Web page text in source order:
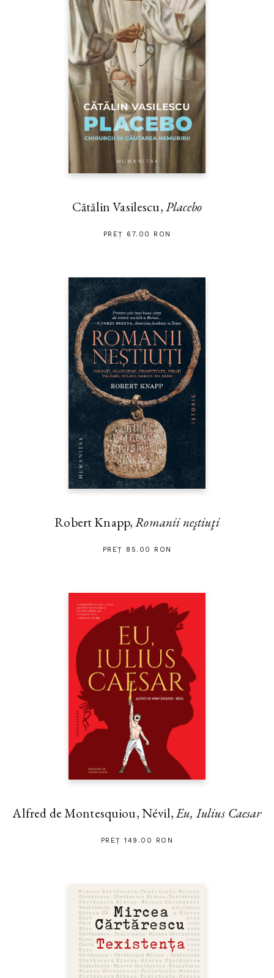
Cătălin Vasilescu,Placebo
PREȚ 67.00 RON
Robert Knapp,Romanii neştiuţi
PREȚ 85.00 RON
Alfred de Montesquiou, Névil,Eu, Iulius Caesar
PREȚ 149.00 RON